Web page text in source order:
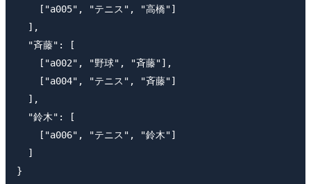
    ["a005", "テニス", "高橋"]
  ],
  "斉藤": [
    ["a002", "野球", "斉藤"],
    ["a004", "テニス", "斉藤"]
  ],
  "鈴木": [
    ["a006", "テニス", "鈴木"]
  ]